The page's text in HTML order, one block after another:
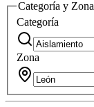
Categoría y Zona
Categoría
Zona